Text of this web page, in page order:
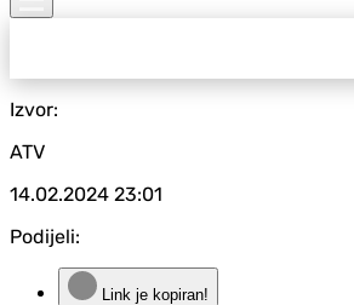
Izvor:
ATV
14.02.2024 23:01
Podijeli:
Link je kopiran!